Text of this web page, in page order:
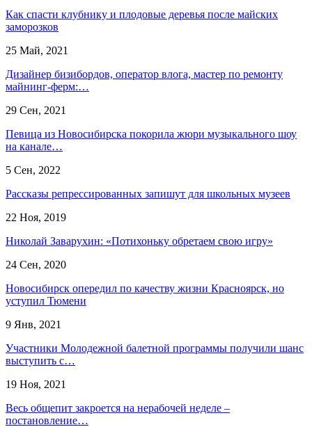
Как спасти клубнику и плодовые деревья после майских
заморозков
25 Май, 2021
Дизайнер бизибордов, оператор влога, мастер по ремонту
майнинг-ферм:…
29 Сен, 2021
Певица из Новосибирска покорила жюри музыкального шоу
на канале…
5 Сен, 2022
Рассказы репрессированных запишут для школьных музеев
22 Ноя, 2019
Николай Заварухин: «Потихоньку обретаем свою игру»
24 Сен, 2020
Новосибирск опередил по качеству жизни Красноярск, но
уступил Тюмени
9 Янв, 2021
Участники Молодежной балетной программы получили шанс
выступить с…
19 Ноя, 2021
Весь общепит закроется на нерабочей неделе –
постановление…